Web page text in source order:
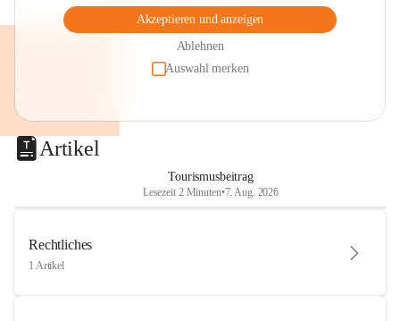
Akzeptieren und anzeigen
Ablehnen
Auswahl merken
Artikel
Tourismusbeitrag
Lesezeit 2 Minuten•7. Aug. 2026
Rechtliches
1 Artikel